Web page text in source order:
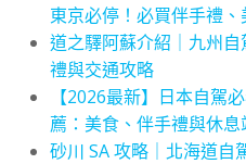
東京必停！必買伴手禮
道之驛阿蘇介紹｜九州
禮與交通攻略
【2026最新】日本自駕
薦：美食、伴手禮與休息
砂川 SA 攻略｜北海道自